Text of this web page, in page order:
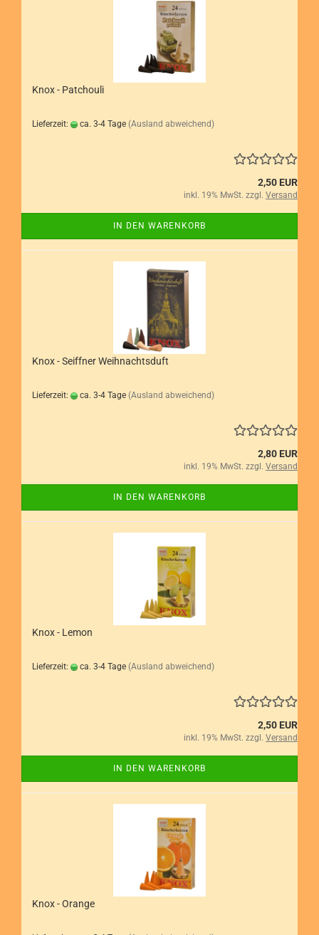
Knox - Patchouli
Lieferzeit: ca. 3-4 Tage (Ausland abweichend)
2,50 EUR
inkl. 19% MwSt. zzgl. Versand
IN DEN WARENKORB
Knox - Seiffner Weihnachtsduft
Lieferzeit: ca. 3-4 Tage (Ausland abweichend)
2,80 EUR
inkl. 19% MwSt. zzgl. Versand
IN DEN WARENKORB
Knox - Lemon
Lieferzeit: ca. 3-4 Tage (Ausland abweichend)
2,50 EUR
inkl. 19% MwSt. zzgl. Versand
IN DEN WARENKORB
Knox - Orange